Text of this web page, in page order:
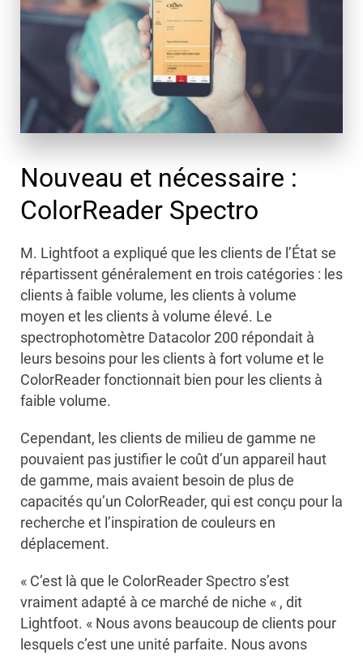
Nouveau et nécessaire :
ColorReader Spectro
M. Lightfoot a expliqué que les clients de l’État se
répartissent généralement en trois catégories : les
clients à faible volume, les clients à volume
moyen et les clients à volume élevé. Le
spectrophotomètre Datacolor 200 répondait à
leurs besoins pour les clients à fort volume et le
ColorReader fonctionnait bien pour les clients à
faible volume.
Cependant, les clients de milieu de gamme ne
pouvaient pas justifier le coût d’un appareil haut
de gamme, mais avaient besoin de plus de
capacités qu’un ColorReader, qui est conçu pour la
recherche et l’inspiration de couleurs en
déplacement.
« C’est là que le ColorReader Spectro s’est
vraiment adapté à ce marché de niche « , dit
Lightfoot. « Nous avons beaucoup de clients pour
lesquels c’est une unité parfaite. Nous avons